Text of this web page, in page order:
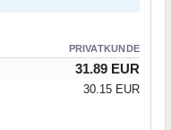
PRIVATKUNDE
31.89 EUR
30.15 EUR